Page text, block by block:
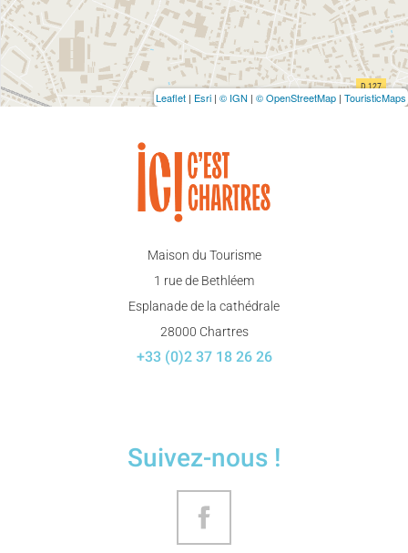
Leaflet | Esri | © IGN | © OpenStreetMap | TouristicMaps
Maison du Tourisme
1 rue de Bethléem
Esplanade de la cathédrale
28000 Chartres
+33 (0)2 37 18 26 26
Suivez-nous !